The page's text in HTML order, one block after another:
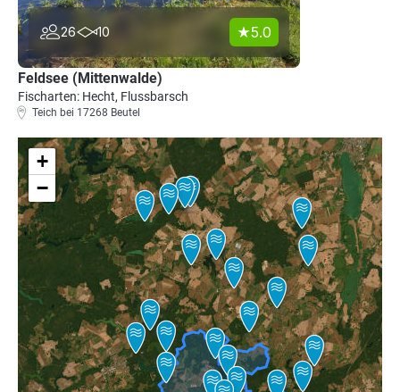
26 10 5.0
Feldsee (Mittenwalde)
Fischarten: Hecht, Flussbarsch
Teich bei 17268 Beutel
+
−